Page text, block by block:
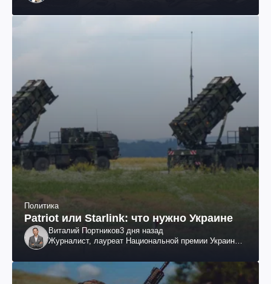
Политика
Patriot или Starlink: что нужно Украине
Виталий Портников3 дня назад
Журналист, лауреат Национальной премии Украины